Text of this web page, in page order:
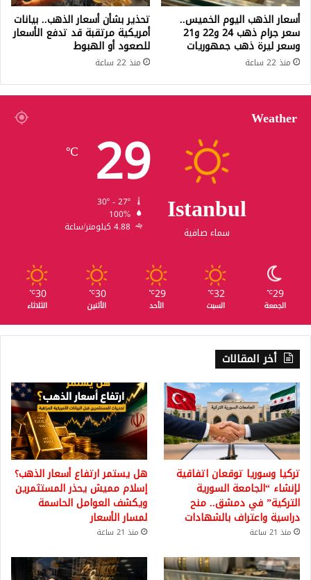
أسعار الذهب اليوم الخميس..
سعر جرام ذهب 24 و22 و21
وسعر ليرة ذهب جمهوريات
منذ 22 ساعة
تحذير بشأن أسعار الذهب.. بيانات
أمريكية مرتقبة قد تدفع الأسعار
للصعود أو الهبوط
منذ 22 ساعة
Weather
Istanbul
سماء صافية
29
℃
100%
4.88 كيلومتر/ساعة
29
℃
الجمعة
32
℃
السبت
29
℃
الأحد
30
℃
الأثنين
30
℃
الثلاثاء
أخر المقالات
تركيا وسوريا توقعان اتفاقية
لإنشاء “الجامعة السورية
التركية” في دمشق.. منح
دراسية واعتراف بالشهادات
منذ 21 ساعة
هل يستمر ارتفاع أسعار الذهب؟
إسلام مميش يحذر المستثمرين
ويكشف العوامل الحاسمة
لمسار الأسعار
منذ 21 ساعة